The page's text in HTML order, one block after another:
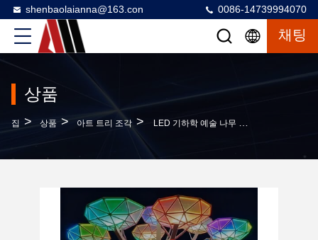
shenbaolaianna@163.con 0086-14739994070
채팅
상품
집 > 상품 > 아트 트리 조각 > LED 기하학 예술 나무 조명, 야외 방수 조명, 광장 야간 장면을위한 창의적인 상업 거리 장식